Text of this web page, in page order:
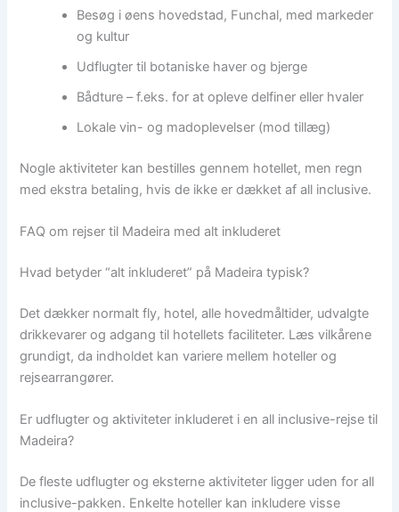
Besøg i øens hovedstad, Funchal, med markeder
og kultur
Udflugter til botaniske haver og bjerge
Bådture – f.eks. for at opleve delfiner eller hvaler
Lokale vin- og madoplevelser (mod tillæg)
Nogle aktiviteter kan bestilles gennem hotellet, men regn
med ekstra betaling, hvis de ikke er dækket af all inclusive.
FAQ om rejser til Madeira med alt inkluderet
Hvad betyder “alt inkluderet” på Madeira typisk?
Det dækker normalt fly, hotel, alle hovedmåltider, udvalgte
drikkevarer og adgang til hotellets faciliteter. Læs vilkårene
grundigt, da indholdet kan variere mellem hoteller og
rejsearrangører.
Er udflugter og aktiviteter inkluderet i en all inclusive-rejse til
Madeira?
De fleste udflugter og eksterne aktiviteter ligger uden for all
inclusive-pakken. Enkelte hoteller kan inkludere visse